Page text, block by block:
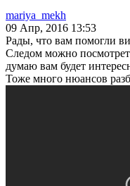
mariya_mekh
09 Апр, 2016 13:53
Рады, что вам помогли
Следом можно
думаю вам будет
Тоже много нюансов